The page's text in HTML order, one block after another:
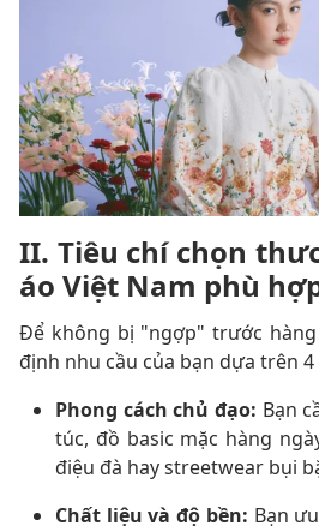
II. Tiêu chí chọn
áo Việt Nam phù
Để không bị "ngợp" trước
định nhu cầu của bạn dựa trên 4
Phong cách chủ đạo: Bạn
túc, đồ basic mặc hàng
điệu đà hay streetwear bụi
Chất liệu và độ bền: Bạn